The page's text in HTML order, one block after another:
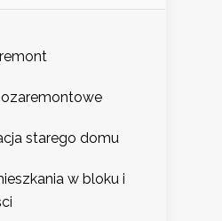
starego domu
w bloku i